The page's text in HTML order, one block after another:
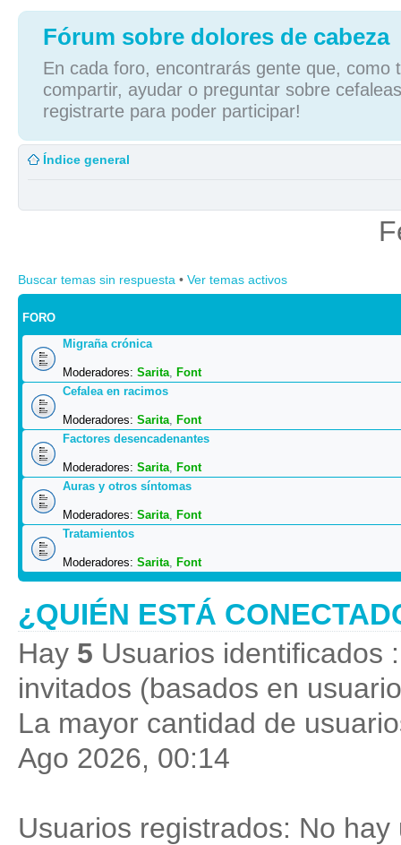
Fórum sobre dolores de cabeza
En cada foro, encontrarás gente que, como
compartir, ayudar o preguntar sobre
registrarte para poder participar!
Índice general
Buscar temas sin respuesta • Ver temas activos
FORO
Migraña crónica
Moderadores: Sarita, Font
Cefalea en racimos
Moderadores: Sarita, Font
Factores desencadenantes
Moderadores: Sarita, Font
Auras y otros síntomas
Moderadores: Sarita, Font
Tratamientos
Moderadores: Sarita, Font
¿QUIÉN ESTÁ
Hay 5 Usuarios identificados
invitados (basados en
La mayor cantidad de
Ago 2026, 00:14
Usuarios registrados: No